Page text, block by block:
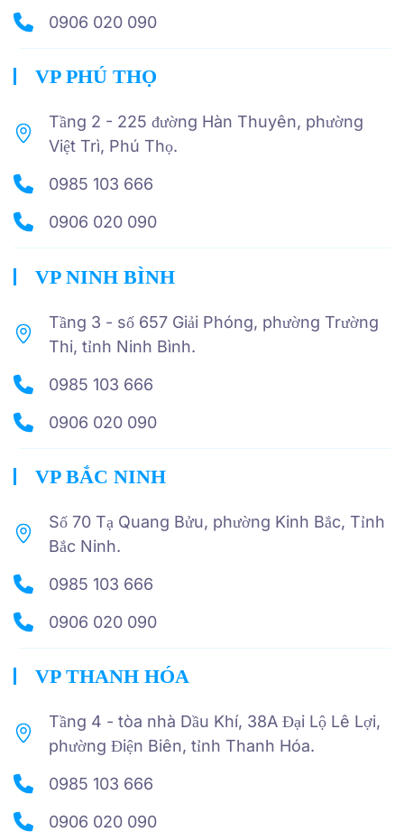
0906 020 090
VP PHÚ THỌ
Tầng 2 - 225 đường Hàn Thuyên, phường
Việt Trì, Phú Thọ.
0985 103 666
0906 020 090
VP NINH BÌNH
Tầng 3 - số 657 Giải Phóng, phường Trường
Thi, tỉnh Ninh Bình.
0985 103 666
0906 020 090
VP BẮC NINH
Số 70 Tạ Quang Bửu, phường Kinh Bắc, Tỉnh
Bắc Ninh.
0985 103 666
0906 020 090
VP THANH HÓA
Tầng 4 - tòa nhà Dầu Khí, 38A Đại Lộ Lê Lợi,
phường Điện Biên, tỉnh Thanh Hóa.
0985 103 666
0906 020 090